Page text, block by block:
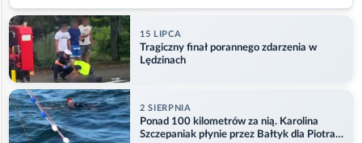
15 LIPCA
Tragiczny finał porannego zdarzenia w
Lędzinach
2 SIERPNIA
Ponad 100 kilometrów za nią. Karolina
Szczepaniak płynie przez Bałtyk dla Piotra.